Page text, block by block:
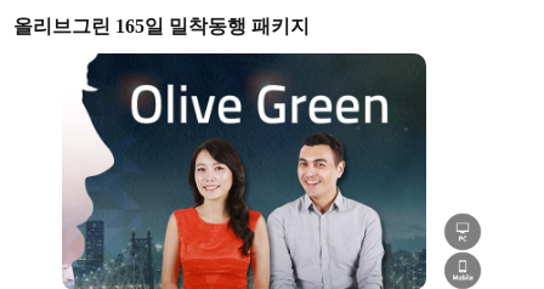
올리브그린 165일 밀착동행 패키지